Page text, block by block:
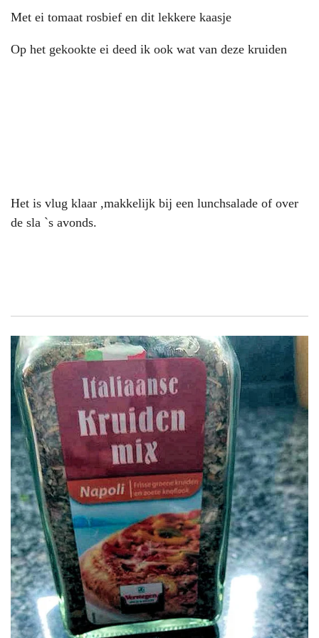
Met ei tomaat rosbief en dit lekkere kaasje
Op het gekookte ei deed ik ook wat van deze kruiden
Het is vlug klaar ,makkelijk bij een lunchsalade of over
de sla `s avonds.